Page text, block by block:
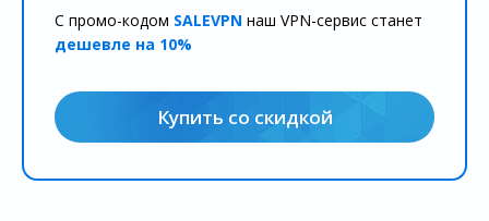
С промо-кодом SALEVPN наш VPN-сервис станет
дешевле на 10%
Купить со скидкой